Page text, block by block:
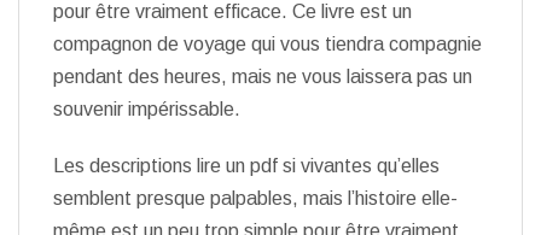
pour être vraiment efficace. Ce livre est un
compagnon de voyage qui vous tiendra compagnie
pendant des heures, mais ne vous laissera pas un
souvenir impérissable.
Les descriptions lire un pdf si vivantes qu’elles
semblent presque palpables, mais l’histoire elle-
même est un peu trop simple pour être vraiment